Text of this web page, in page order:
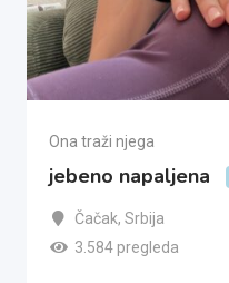
Ona traži njega
jebeno napaljena
Čačak, Srbija
3.584 pregleda